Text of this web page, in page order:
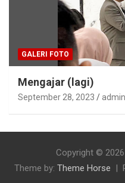
GALERI FOTO
Mengajar (lagi)
September 28, 2023 admin
Copyright © 2026
Theme by: Theme Horse